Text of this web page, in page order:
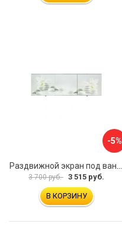
-5%
3 700 руб. 3 515 руб.
В КОРЗИНУ